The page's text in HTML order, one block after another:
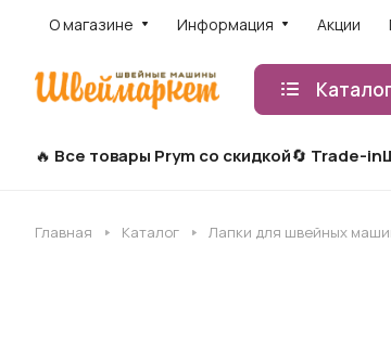
О магазине Информация Акции
Все товары Prym со скидкой Trade-in
Главная Каталог Лапки для швейных